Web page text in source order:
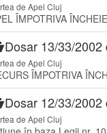
de Apel Cluj
ÎMPOTRIVA
Dosar 13/33/2002
de Apel Cluj
ÎMPOTRIVA
Dosar 12/33/2002
de Apel Cluj